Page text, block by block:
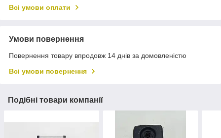
Всі умови оплати
Умови повернення
Повернення товару впродовж 14 днів за домовленістю
Всі умови повернення
Подібні товари компанії